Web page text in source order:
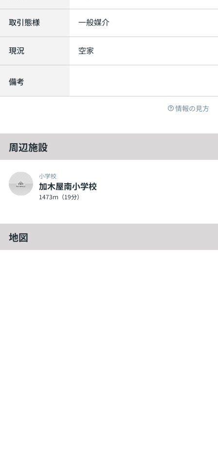
取引態様 一般媒介
現況 空家
備考
情報の見方
周辺施設
小学校
加木屋南小学校
1473ｍ（19分）
地図